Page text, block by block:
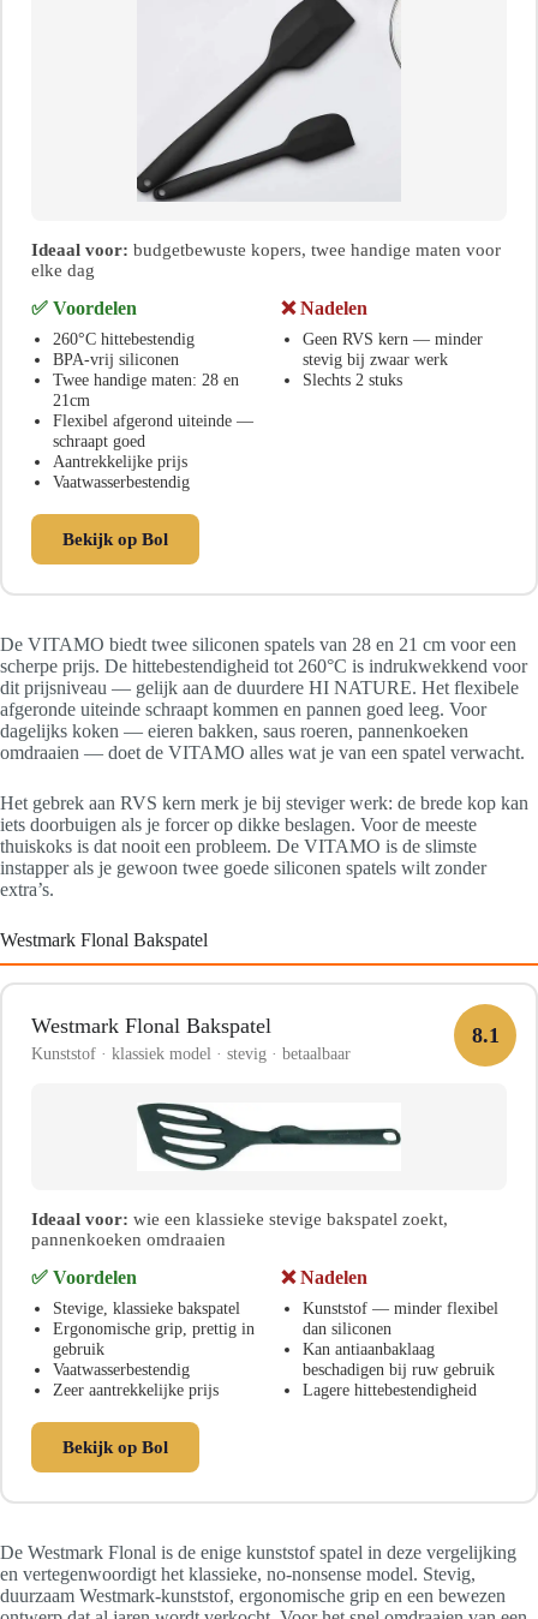
Ideaal voor: budgetbewuste kopers, twee handige maten voor
elke dag
✅ Voordelen
260°C hittebestendig
BPA-vrij siliconen
Twee handige maten: 28 en
21cm
Flexibel afgerond uiteinde —
schraapt goed
Aantrekkelijke prijs
Vaatwasserbestendig
❌ Nadelen
Geen RVS kern — minder
stevig bij zwaar werk
Slechts 2 stuks
Bekijk op Bol
De VITAMO biedt twee siliconen spatels van 28 en 21 cm voor een
scherpe prijs. De hittebestendigheid tot 260°C is indrukwekkend voor
dit prijsniveau — gelijk aan de duurdere HI NATURE. Het flexibele
afgeronde uiteinde schraapt kommen en pannen goed leeg. Voor
dagelijks koken — eieren bakken, saus roeren, pannenkoeken
omdraaien — doet de VITAMO alles wat je van een spatel verwacht.
Het gebrek aan RVS kern merk je bij steviger werk: de brede kop kan
iets doorbuigen als je forcer op dikke beslagen. Voor de meeste
thuiskoks is dat nooit een probleem. De VITAMO is de slimste
instapper als je gewoon twee goede siliconen spatels wilt zonder
extra’s.
Westmark Flonal Bakspatel
8.1
Westmark Flonal Bakspatel
Kunststof · klassiek model · stevig · betaalbaar
Ideaal voor: wie een klassieke stevige bakspatel zoekt,
pannenkoeken omdraaien
✅ Voordelen
Stevige, klassieke bakspatel
Ergonomische grip, prettig in
gebruik
Vaatwasserbestendig
Zeer aantrekkelijke prijs
❌ Nadelen
Kunststof — minder flexibel
dan siliconen
Kan antiaanbaklaag
beschadigen bij ruw gebruik
Lagere hittebestendigheid
Bekijk op Bol
De Westmark Flonal is de enige kunststof spatel in deze vergelijking
en vertegenwoordigt het klassieke, no-nonsense model. Stevig,
duurzaam Westmark-kunststof, ergonomische grip en een bewezen